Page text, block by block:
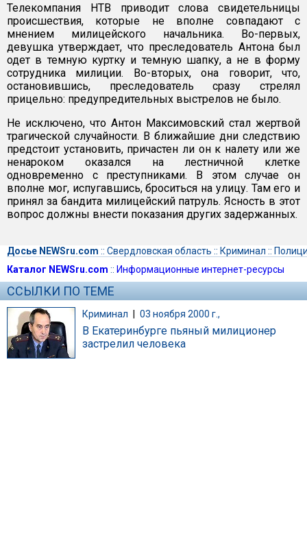
Телекомпания НТВ приводит слова свидетельницы
происшествия, которые не вполне совпадают с
мнением милицейского начальника. Во-первых,
девушка утверждает, что преследователь Антона был
одет в темную куртку и темную шапку, а не в форму
сотрудника милиции. Во-вторых, она говорит, что,
остановившись, преследователь сразу стрелял
прицельно: предупредительных выстрелов не было.
Не исключено, что Антон Максимовский стал жертвой
трагической случайности. В ближайшие дни следствию
предстоит установить, причастен ли он к налету или же
ненароком оказался на лестничной клетке
одновременно с преступниками. В этом случае он
вполне мог, испугавшись, броситься на улицу. Там его и
принял за бандита милицейский патруль. Ясность в этот
вопрос должны внести показания других задержанных.
Досье NEWSru.com :: Свердловская область :: Криминал ::
Каталог NEWSru.com :: Информационные интернет-ресурсы
ССЫЛКИ ПО ТЕМЕ
Криминал | 03 ноября 2000 г.,
В Екатеринбурге пьяный милиционер
застрелил человека